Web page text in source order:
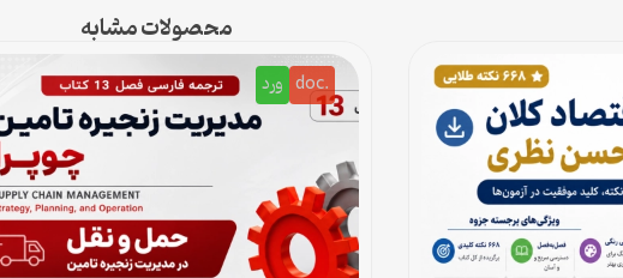
محصولات مشابه
.doc ورد